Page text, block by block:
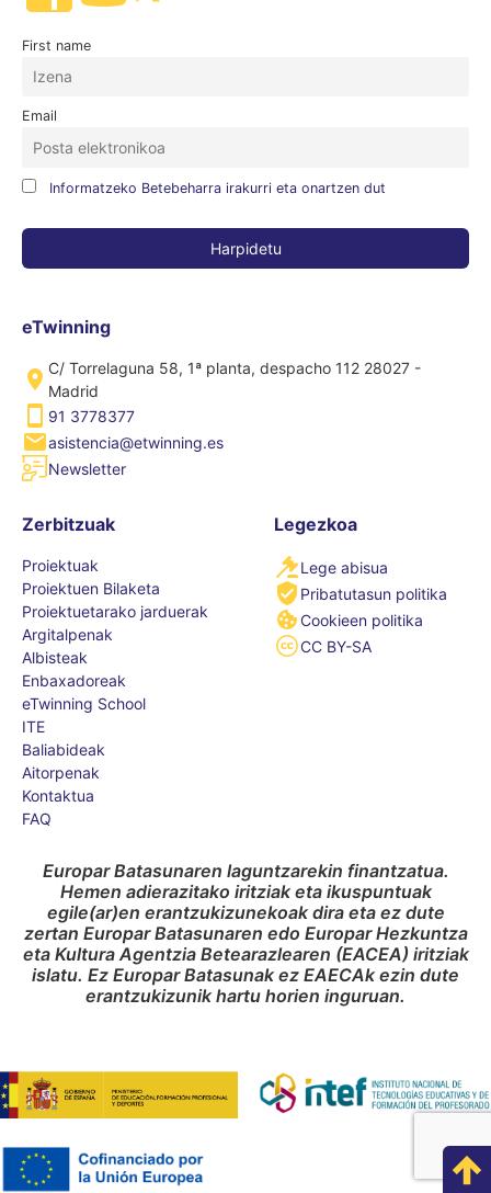
First name
Email
Informatzeko Betebeharra irakurri eta onartzen dut
eTwinning
C/ Torrelaguna 58, 1ª planta, despacho 112 28027 -
Madrid
91 3778377
asistencia@etwinning.es
Newsletter
Zerbitzuak
Proiektuak
Proiektuen Bilaketa
Proiektuetarako jarduerak
Argitalpenak
Albisteak
Enbaxadoreak
eTwinning School
ITE
Baliabideak
Aitorpenak
Kontaktua
FAQ
Legezkoa
Lege abisua
Pribatutasun politika
Cookieen politika
CC BY-SA
Europar Batasunaren laguntzarekin finantzatua.
Hemen adierazitako iritziak eta ikuspuntuak
egile(ar)en erantzukizunekoak dira eta ez dute
zertan Europar Batasunaren edo Europar Hezkuntza
eta Kultura Agentzia Betearazlearen (EACEA) iritziak
islatu. Ez Europar Batasunak ez EAECAk ezin dute
erantzukizunik hartu horien inguruan.